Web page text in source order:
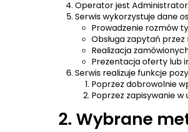
Operator jest
Serwis wykorzystuje dane
Prowadzenie rozmów
Obsługa zapytań
Realizacja
Prezentacja oferty lub
Serwis realizuje funkcje
Poprzez dobrowolnie
Poprzez zapisywanie
2. Wybrane